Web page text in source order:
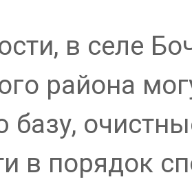
в селе
района
в порядок